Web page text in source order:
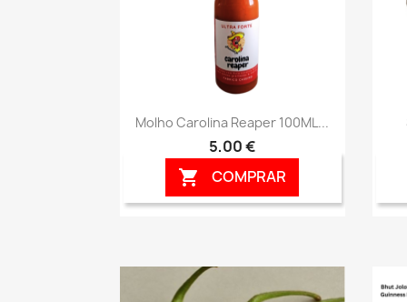
Vista rápida
Molho Carolina Reaper 100ML...
5,00 €
 COMPRAR